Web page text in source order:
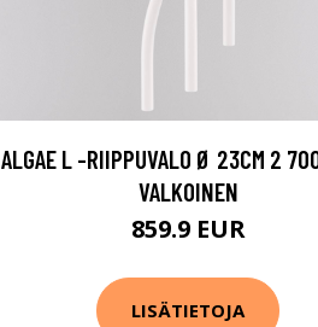
ALGAE L -RIIPPUVALO Ø 23CM 2
VALKOINEN
859.9 EUR
LISÄTIETOJA